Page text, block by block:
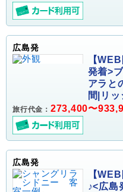
広島発
【
発着>
アラと
間|リ
旅行代金： 273,400〜
広島発
【
♪<広島